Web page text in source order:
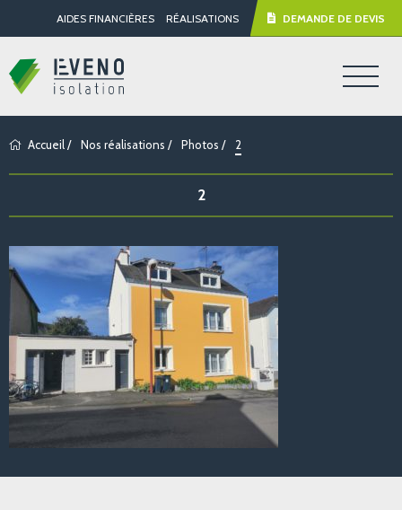
AIDES FINANCIÈRES RÉALISATIONS DEMANDE DE DEVIS
Accueil/ Nos réalisations / Photos / 2
2